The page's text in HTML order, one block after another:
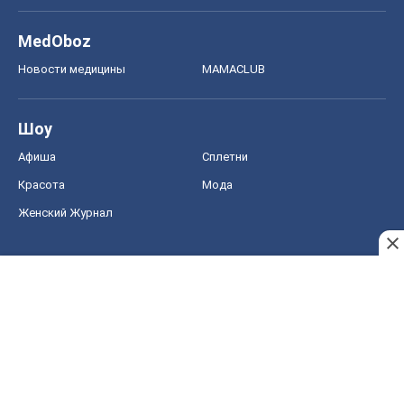
MedOboz
Новости медицины MAMACLUB
Шоу
Афиша Сплетни
Красота Мода
Женский Журнал